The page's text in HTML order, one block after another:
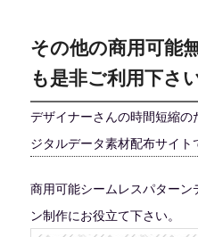
その他の商用可能
も是非ご利用下さ
デザイナーさんの時間短縮
ジタルデータ素材配布サイト
商用可能シームレスパターン
ン制作にお役立て下さい。